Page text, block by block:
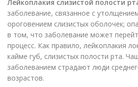
Лейкоплакия слизистой полости
заболевание, связанное с
ороговением слизистых оболочек;
в том, что заболевание может
процесс. Как правило, лейкоплакия
кайме губ, слизистых полости рта.
заболеванием страдают люди
возрастов.